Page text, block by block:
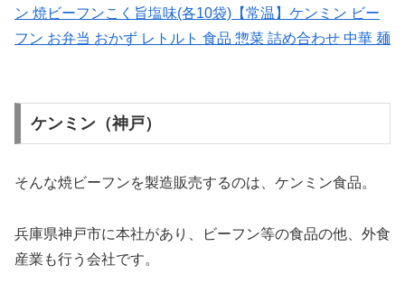
ン 焼ビーフンこく旨塩味(各10袋)【常温】ケンミン ビー
フン お弁当 おかず レトルト 食品 惣菜 詰め合わせ 中華 麺
ケンミン（神戸）
そんな焼ビーフンを製造販売するのは、ケンミン食品。
兵庫県神戸市に本社があり、ビーフン等の食品の他、外食
産業も行う会社です。